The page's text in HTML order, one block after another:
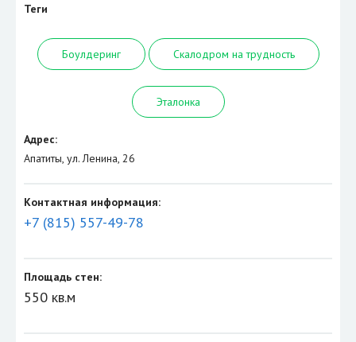
Теги
Боулдеринг Скалодром на трудность
Эталонка
Адрес:
Апатиты, ул. Ленина, 26
Контактная информация:
+7 (815) 557-49-78
Площадь стен:
550 кв.м